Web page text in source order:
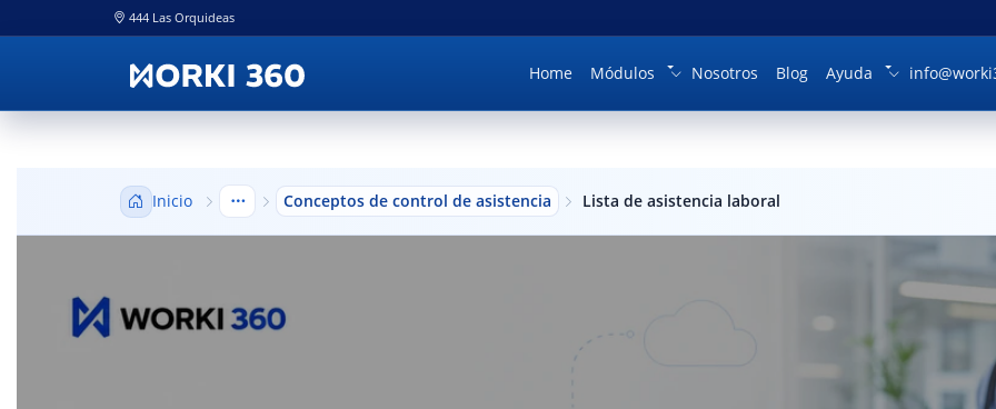
444 Las Orquideas
Home Módulos Nosotros Blog Ayuda
Inicio Mostrar niveles anteriores
Conceptos de control de asistencia Lista de asistencia laboral